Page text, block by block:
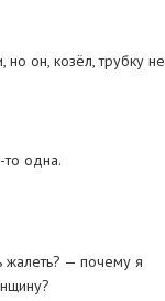
он, козёл, трубку не
одна.
— почему я